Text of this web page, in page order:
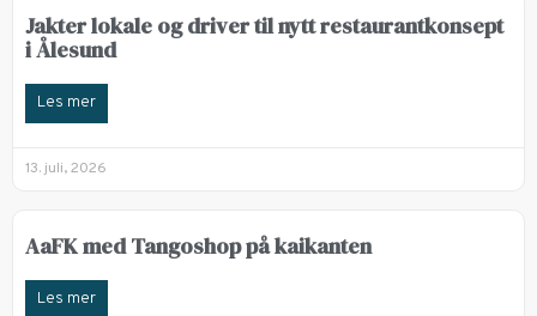
Jakter lokale og driver til nytt restaurantkonsept
i Ålesund
Les mer
13. juli, 2026
AaFK med Tangoshop på kaikanten
Les mer